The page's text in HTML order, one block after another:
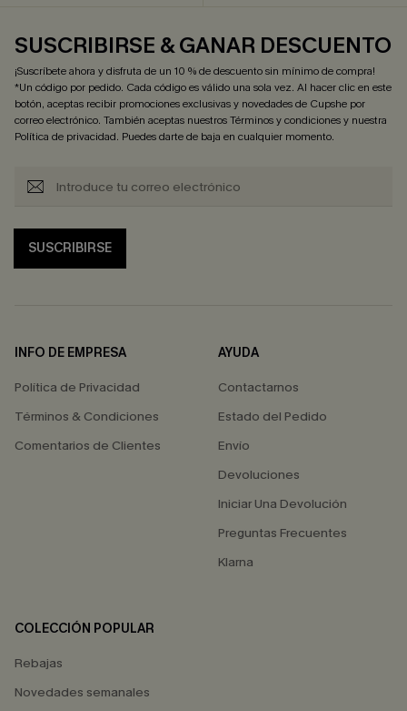
SUSCRIBIRSE & GANAR DESCUENTO
¡Suscríbete ahora y disfruta de un 10 % de descuento sin mínimo de compra!
*Un código por pedido. Cada código es válido una sola vez. Al hacer clic en este
botón, aceptas recibir promociones exclusivas y novedades de Cupshe por
correo electrónico. También aceptas nuestrosTérminos y condicionesy nuestra
Política de privacidad. Puedes darte de baja en cualquier momento.
SUSCRIBIRSE
INFO DE EMPRESA
Política de Privacidad
Términos & Condiciones
Comentarios de Clientes
AYUDA
Contactarnos
Estado del Pedido
Envío
Devoluciones
Iniciar Una Devolución
Preguntas Frecuentes
Klarna
COLECCIÓN POPULAR
Rebajas
Novedades semanales